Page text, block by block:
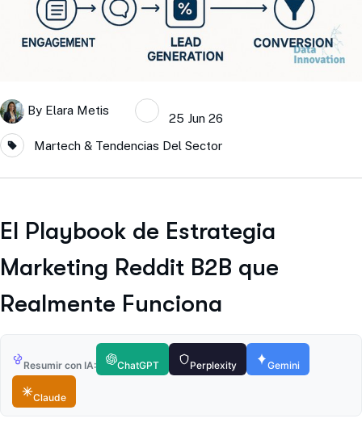
By Elara Metis
25 Jun 26
Martech & Tendencias Del Sector
El Playbook de Estrategia
Marketing Reddit B2B que
Realmente Funciona
Resumir con IA: ChatGPT Perplexity Gemini
Claude